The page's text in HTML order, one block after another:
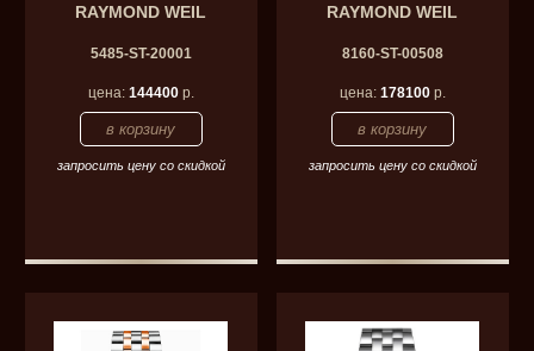
RAYMOND WEIL
5485-ST-20001
цена: 144400р.
запросить цену со скидкой
RAYMOND WEIL
8160-ST-00508
цена: 178100р.
запросить цену со скидкой